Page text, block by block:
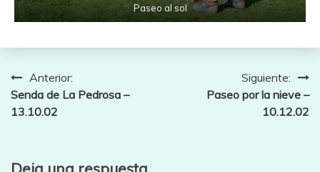
Paseo al sol
Navegación
de
Anterior:
Senda de La Pedrosa –
13.10.02
Siguiente:
Paseo por la nieve –
10.12.02
Deja una respuesta